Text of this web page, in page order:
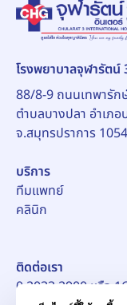
โรงพยาบาลจุฬารัตน์
88/8-9 ถนนเทพารัก
ตำบลบางปลา อำเภอ
จ.สมุทรปราการ
บริการ
ทีมแพทย์
คลินิก
ติดต่อเรา
0 2033 2900 หรือ